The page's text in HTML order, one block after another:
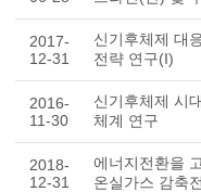
2017-
12-31
신기후체제 대
전략 연구(I)
2016-
11-30
신기후체제 시
체계 연구
2018-
12-31
에너지전환을
온실가스 감축